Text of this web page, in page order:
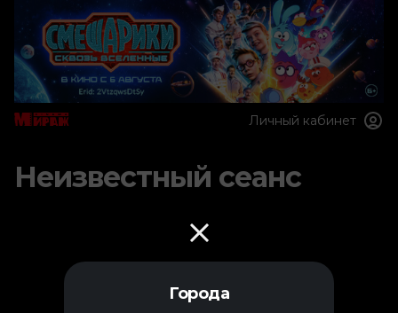
Города
Личный кабинет
Неизвестный сеанс